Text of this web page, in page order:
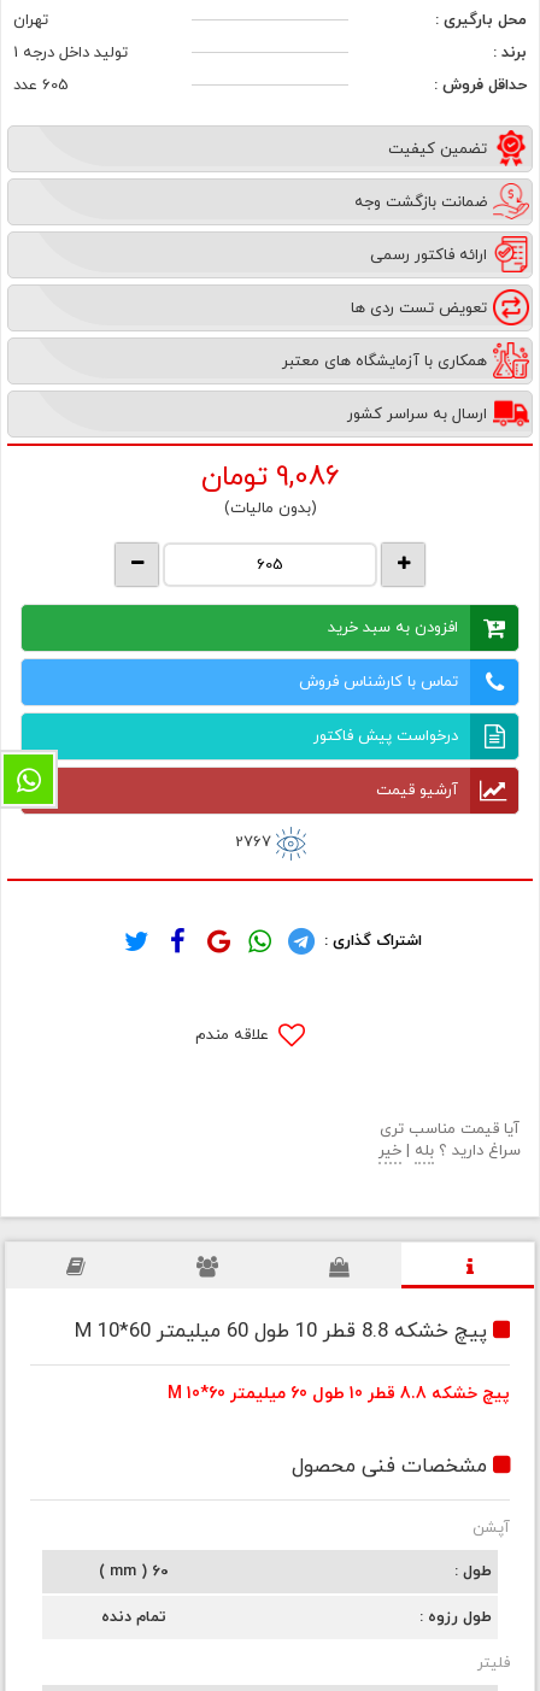
محل بارگیری :
تهران
برند :
تولید داخل درجه 1
حداقل فروش :
605 عدد
تضمین کیفیت
ضمانت بازگشت وجه
ارائه فاکتور رسمی
تعویض تست ردی ها
همکاری با آزمایشگاه های معتبر
ارسال به سراسر کشور
9,086 تومان
(بدون مالیات)
افزودن به سبد خرید
تماس با کارشناس فروش
درخواست پیش فاکتور
آرشیو قیمت
2767
اشتراک گذاری :
علاقه مندم
آیا قیمت مناسب تری
سراغ دارید ؟ بله | خیر
پیچ خشکه 8.8 قطر 10 طول 60 میلیمتر M 10*60
پیچ خشکه 8.8 قطر 10 طول 60 میلیمتر M 10*60
مشخصات فنی محصول
آپشن
طول
60 ( mm )
طول رزوه تمام دنده
فلیتر